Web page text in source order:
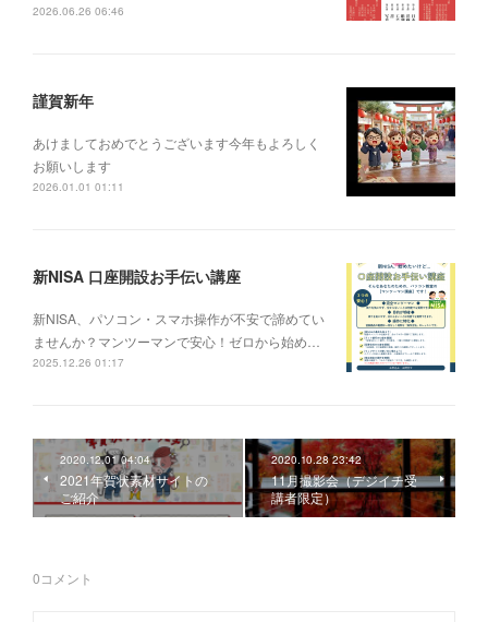
2026.06.26 06:46
謹賀新年
あけましておめでとうございます今年もよろしく
お願いします
2026.01.01 01:11
新NISA 口座開設お手伝い講座
新NISA、パソコン・スマホ操作が不安で諦めてい
ませんか？マンツーマンで安心！ゼロから始め…
2025.12.26 01:17
2020.12.01 04:04
2021年賀状素材サイトの
ご紹介
2020.10.28 23:42
11月撮影会（デジイチ受
講者限定）
0コメント